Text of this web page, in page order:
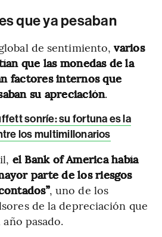
que ya pesaban
de sentimiento,varios
que las monedas de la
factores internos que
su apreciación.
sonríe: su fortuna es la
los multimillonarios
el Bank of America había
parte de los riesgos
, uno de los
de la depreciación que
pasado.